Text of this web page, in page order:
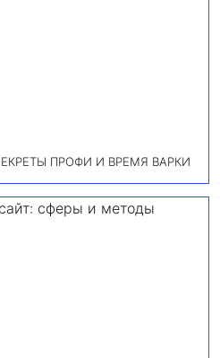
ПРОФИ И ВРЕМЯ ВАРКИ